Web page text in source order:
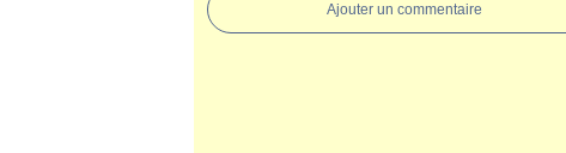
Ajouter un commentaire